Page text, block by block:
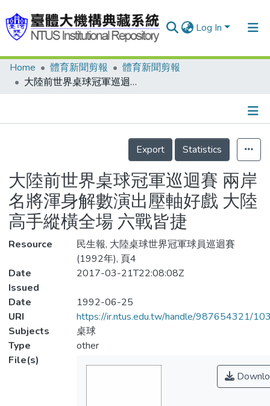
Log In
Communities & Collections
Statistics
Home 體育新聞剪報
體育新聞剪報
大陸前世界桌球冠軍巡迴賽 兩岸名將渾身解數演出壓軸好戲 大陸高手縱橫全場 六戰皆捷
Details
Export
Statistics
大陸前世界桌球冠軍巡迴賽 兩岸
名將渾身解數演出壓軸好戲 大陸
高手縱橫全場 六戰皆捷
Resource
民生報, 大陸桌球世界冠軍球員巡迴賽
(1992年), 頁4
Date
Issued
2017-03-21T22:08:08Z
Date
1992-06-25
URI
https://ir.ntus.edu.tw/handle/987654321/
Subjects
桌球
Type
other
File(s)